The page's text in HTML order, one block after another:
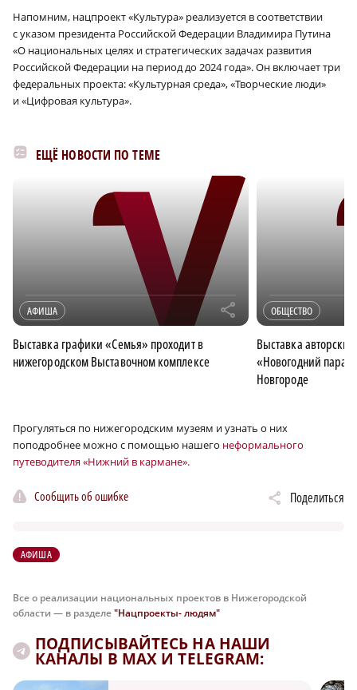
Напомним, нацпроект «Культура» реализуется в соответствии
с указом президента Российской Федерации Владимира Путина
«О национальных целях и стратегических задачах развития
Российской Федерации на период до 2024 года». Он включает три
федеральных проекта: «Культурная среда», «Творческие люди»
и «Цифровая культура».
ЕЩЁ НОВОСТИ ПО ТЕМЕ
АФИША r
Выставка графики «Семья» проходит в
нижегородском Выставочном комплексе
ОБЩЕСТВО
Выставка
«Новогодний
Новгороде
Прогуляться по нижегородским музеям и узнать о них
поподробнее можно с помощью нашего неформального
путеводителя «Нижний в кармане».
Сообщить об ошибке Поделиться
АФИША
Все о реализации национальных проектов в Нижегородской
области — в разделе"Нацпроекты- людям"
ПОДПИСЫВАЙТЕСЬ НА НАШИ
КАНАЛЫ В MAX И TELEGRAM: